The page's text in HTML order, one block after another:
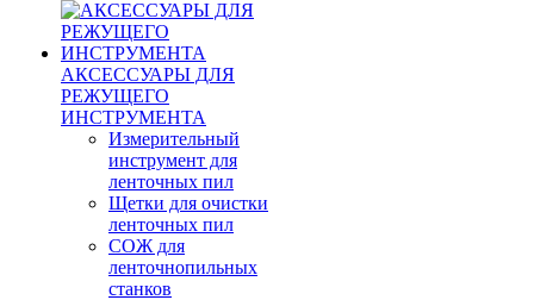
АКСЕССУАРЫ ДЛЯ
РЕЖУЩЕГО
ИНСТРУМЕНТА
Измерительный
инструмент для
ленточных пил
Щетки для очистки
ленточных пил
СОЖ для
ленточнопильных
станков